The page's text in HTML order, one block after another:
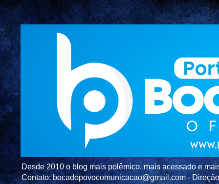
Desde 2010 o blog mais polêmico, mais acessado e
Contato: bocadopovocomunicacao@gmail.com -